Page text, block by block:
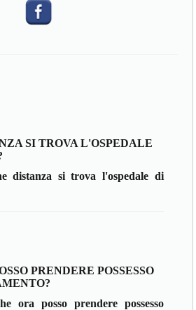
SI TROVA L'OSPEDALE
distanza si trova l'ospedale di
PRENDERE POSSESSO
ora posso prendere possesso